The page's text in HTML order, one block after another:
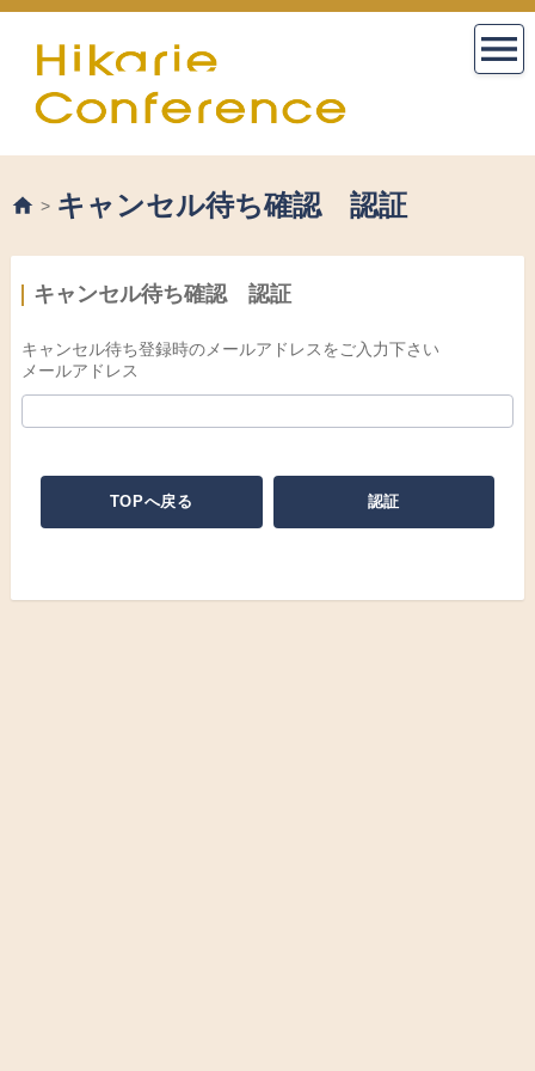
> キャンセル待ち確認 認証
キャンセル待ち確認 認証
キャンセル待ち登録時のメールアドレスをご入力下さい
メールアドレス
TOPへ戻る 認証